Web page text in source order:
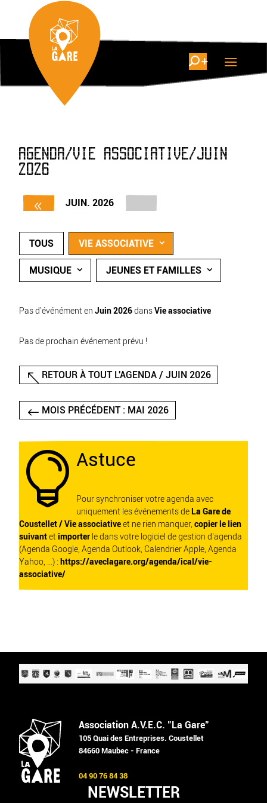
AGENDA/VIE ASSOCIATIVE/JUIN
2026
JUIN. 2026
TOUS VIE ASSOCIATIVE
MUSIQUE JEUNES ET FAMILLES
Pas d'événément en Juin 2026dansVie associative
Pas de prochain événement prévu !
RETOUR À TOUT L'AGENDA / JUIN 2026
MOIS PRÉCÉDENT : MAI 2026
 Astuce
Pour synchroniser votre agenda avec
uniquement les événements de La Gare de
Coustellet / Vie associativeet ne rien manquer, copier le lien
suivantet importer le dans votre logiciel de gestion d'agenda
(Agenda Google, Agenda Outlook, Calendrier Apple, Agenda
Yahoo, ...) : https://aveclagare.org/agenda/ical/vie-
associative/
Association A.V.E.C. "La Gare"
105 Quai des Entreprises. Coustellet
84660 Maubec - France
04 90 76 84 38
NEWSLETTER